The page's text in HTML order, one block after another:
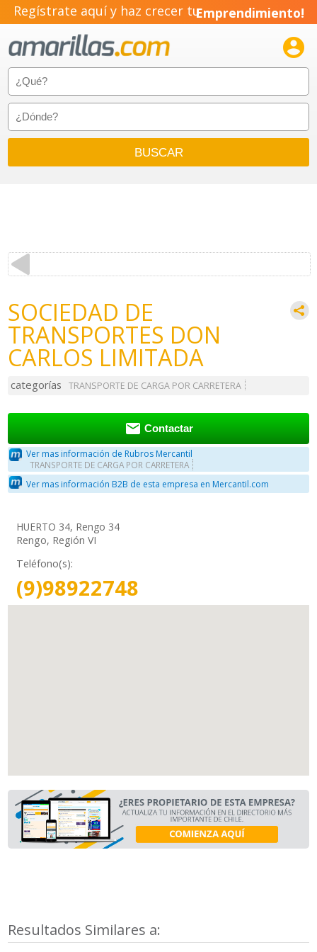
Regístrate aquí y haz crecer tuEmprendimiento!

SOCIEDAD DE
TRANSPORTES DON
CARLOS LIMITADA
categorías TRANSPORTE DE CARGA POR CARRETERA
 Contactar
Ver mas información de Rubros Mercantil
TRANSPORTE DE CARGA POR CARRETERA
Ver mas información B2B de esta empresa en Mercantil.com
HUERTO 34, Rengo 34
Rengo, Región VI
Teléfono(s):
(9)98922748
Resultados Similares a: